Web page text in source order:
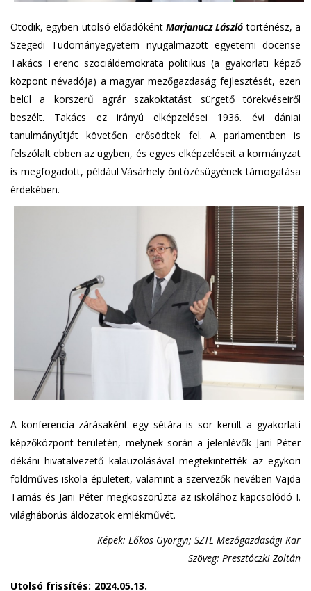
Ötödik, egyben utolsó előadókéntMarjanucz László történész, a
Szegedi Tudományegyetem nyugalmazott egyetemi docense
Takács Ferenc szociáldemokrata politikus (a gyakorlati képző
központ névadója) a magyar mezőgazdaság fejlesztését, ezen
belül a korszerű agrár szakoktatást sürgető törekvéseiről
beszélt. Takács ez irányú elképzelései 1936. évi dániai
tanulmányútját követően erősödtek fel. A parlamentben is
felszólalt ebben az ügyben, és egyes elképzeléseit a kormányzat
is megfogadott, például Vásárhely öntözésügyének támogatása
érdekében.
A konferencia zárásaként egy sétára is sor került a gyakorlati
képzőközpont területén, melynek során a jelenlévők Jani Péter
dékáni hivatalvezető kalauzolásával megtekintették az egykori
földműves iskola épületeit, valamint a szervezők nevében Vajda
Tamás és Jani Péter megkoszorúzta az iskolához kapcsolódó I.
világháborús áldozatok emlékművét.
Képek: Lőkös Györgyi; SZTE Mezőgazdasági Kar
Szöveg: Presztóczki Zoltán
Utolsó frissítés: 2024.05.13.